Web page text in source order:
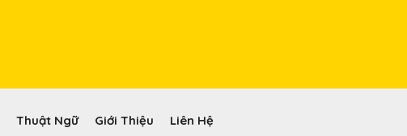
Thuật Ngữ Giới Thiệu Liên Hệ